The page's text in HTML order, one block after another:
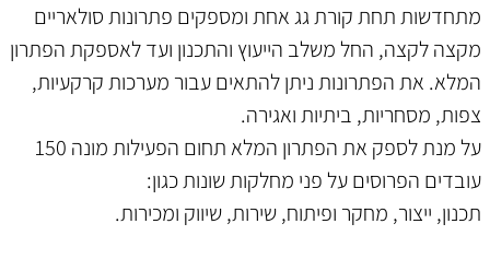
מתחדשות תחת קורת גג אחת ומספקים פתרונות סולאריים
מקצה לקצה, החל משלב הייעוץ והתכנון ועד לאספקת הפתרון
המלא. את הפתרונות ניתן להתאים עבור מערכות קרקעיות,
צפות, מסחריות, ביתיות ואגירה.
על מנת לספק את הפתרון המלא תחום הפעילות מונה 150
עובדים הפרוסים על פני מחלקות שונות כגון:
תכנון, ייצור, מחקר ופיתוח, שירות, שיווק ומכירות.